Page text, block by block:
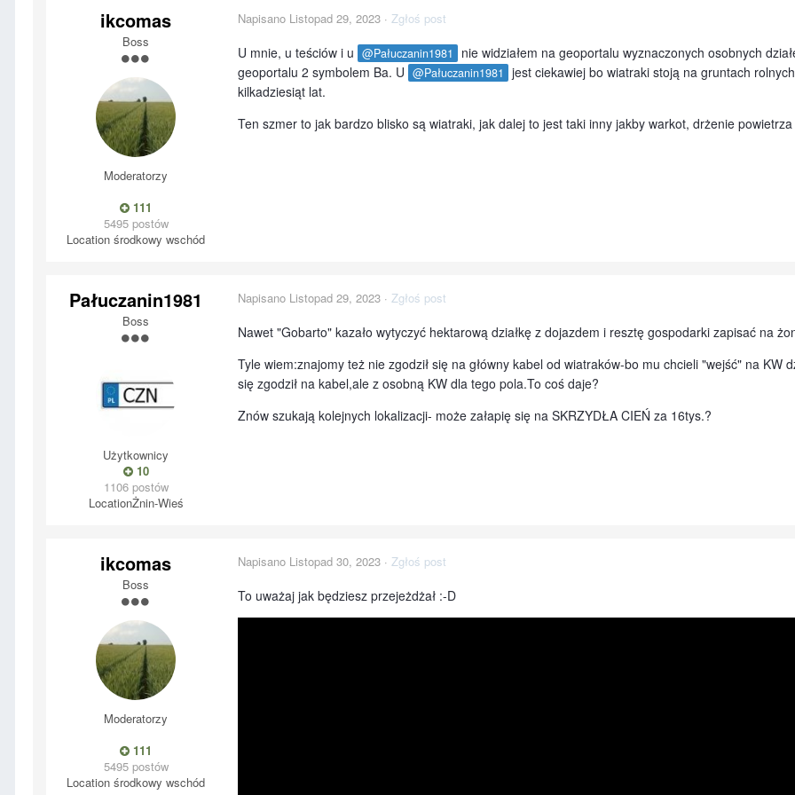
ikcomas
Boss
Moderatorzy
111
5495 postów
Location środkowy wschód
Napisano Listopad 29, 2023 · Zgłoś post
U mnie, u teściów i u @Pałuczanin1981
nie widziałem na geoportalu wyznaczonych osobnych
geoportalu 2 symbolem Ba. U @Pałuczanin1981
jest ciekawiej bo wiatraki stoją na gruntach
kilkadziesiąt lat.
Ten szmer to jak bardzo blisko są wiatraki, jak dalej to jest taki inny jakby warkot, drżenie
Pałuczanin1981
Boss
Użytkownicy
10
1106 postów
LocationŻnin-Wieś
Napisano Listopad 29, 2023 · Zgłoś post
Nawet "Gobarto" kazało wytyczyć hektarową działkę z dojazdem i resztę gospodarki zapisać na
Tyle wiem:znajomy też nie zgodził się na główny kabel od wiatraków-bo mu chcieli "wejść" na
się zgodził na kabel,ale z osobną KW dla tego pola.To coś daje?
Znów szukają kolejnych lokalizacji- może załapię się na SKRZYDŁA CIEŃ za 16tys.?
ikcomas
Boss
Moderatorzy
111
5495 postów
Location środkowy wschód
Napisano Listopad 30, 2023 · Zgłoś post
To uważaj jak będziesz przejeżdżał :-D